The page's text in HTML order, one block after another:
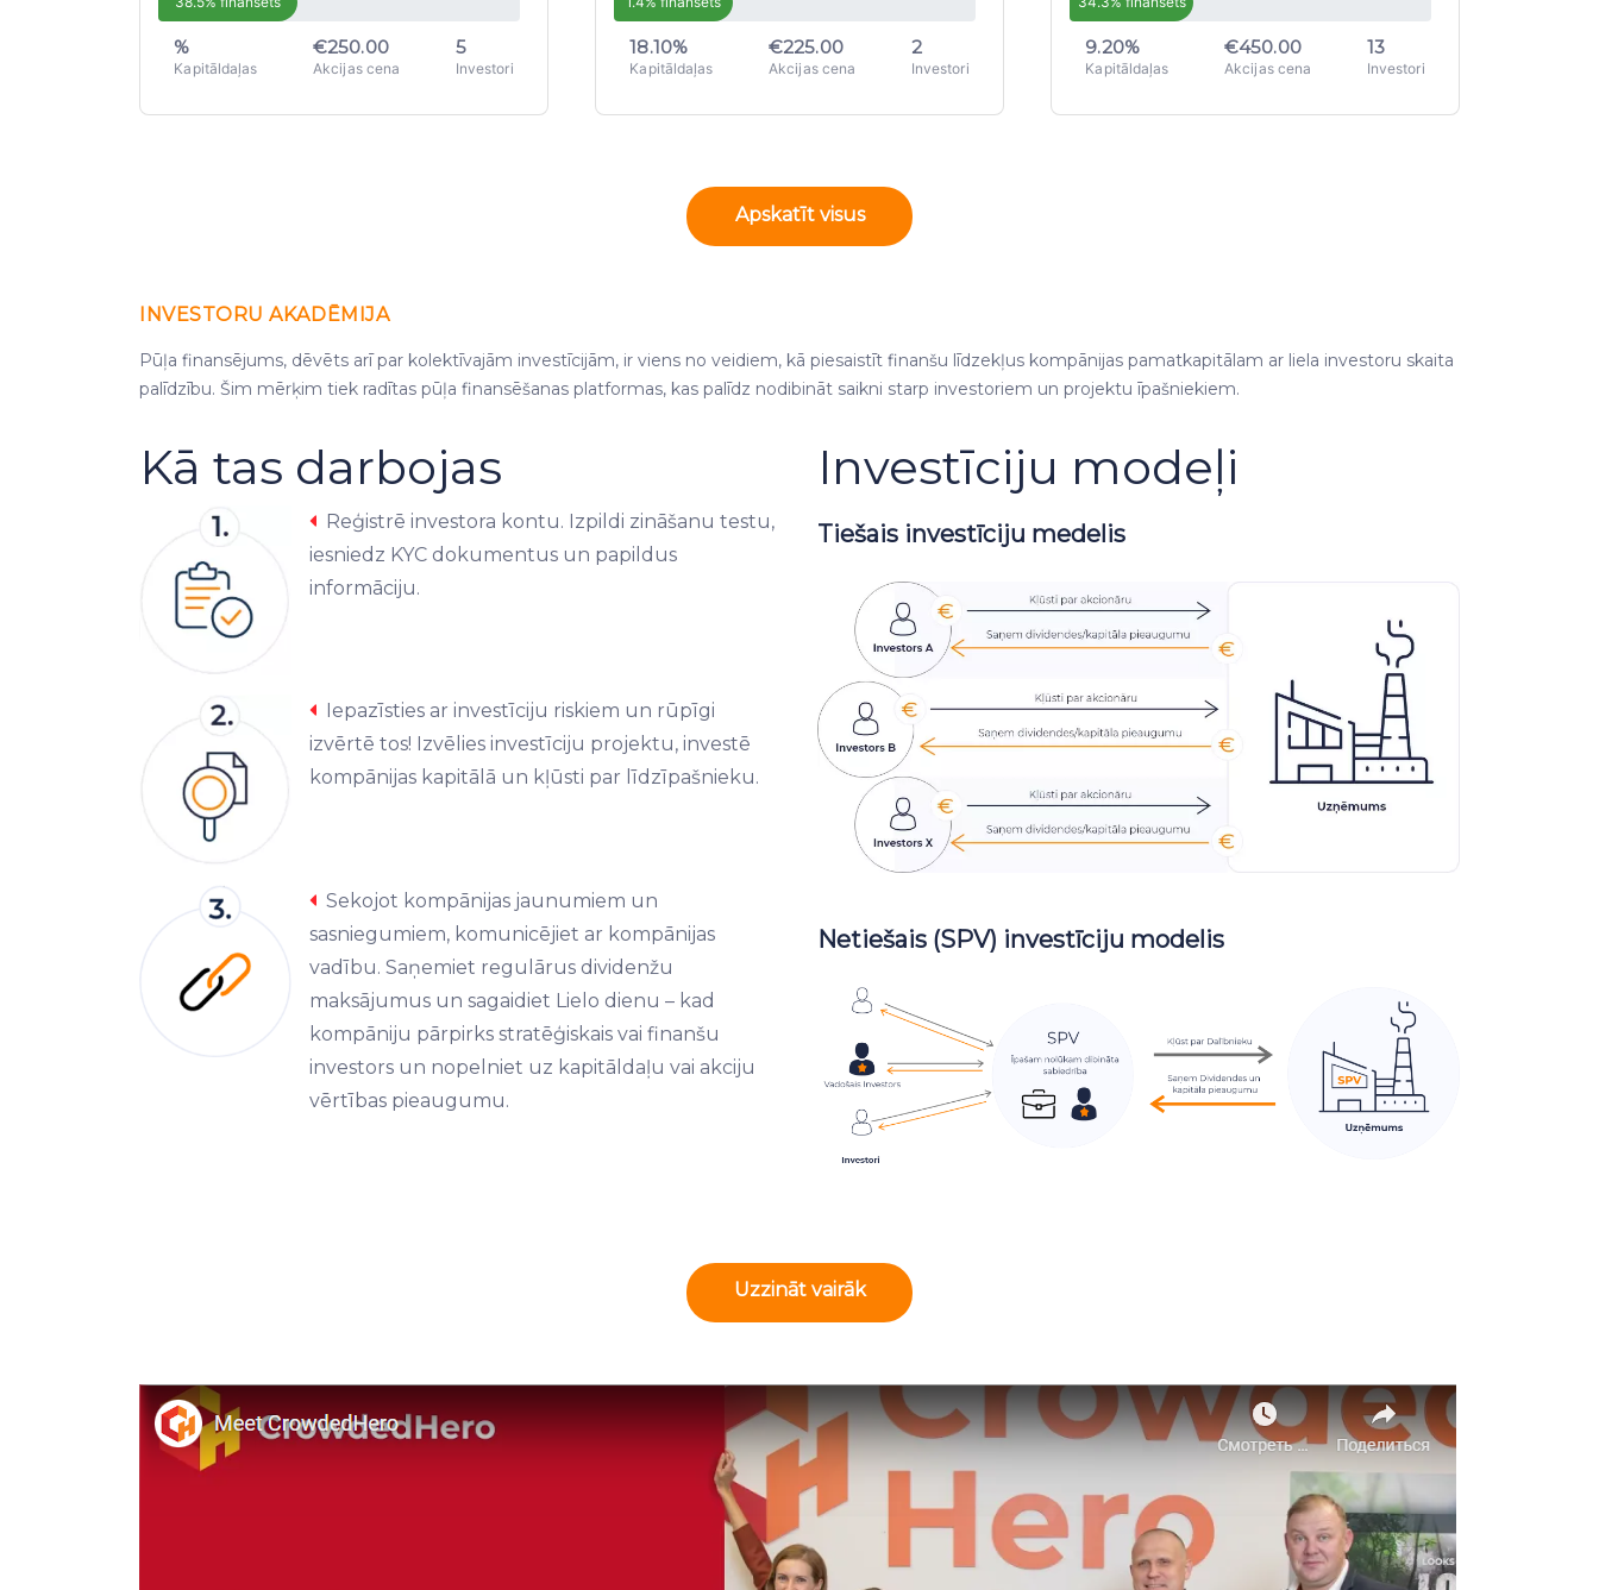
%
Kapitāldaļas
€250.00
Akcijas cena
5
Investori
18.10%
Kapitāldaļas
€225.00
Akcijas cena
2
Investori
9.20%
Kapitāldaļas
€450.00
Akcijas cena
13
Investori
Apskatīt visus
INVESTORU AKADĒMIJA
Pūļa finansējums, dēvēts arī par kolektīvajām investīcijām, ir viens no veidiem, kā piesaistīt finanšu līdzekļus kompānijas pamatkapitālam ar liela investoru skaita
palīdzību. Šim mērķim tiek radītas pūļa finansēšanas platformas, kas palīdz nodibināt saikni starp investoriem un projektu īpašniekiem.
Kā tas darbojas
Reģistrē investora kontu. Izpildi zināšanu testu,
iesniedz KYC dokumentus un papildus
informāciju.
Iepazīsties ar investīciju riskiem un rūpīgi
izvērtē tos! Izvēlies investīciju projektu, investē
kompānijas kapitālā un kļūsti par līdzīpašnieku.
Sekojot kompānijas jaunumiem un
sasniegumiem, komunicējiet ar kompānijas
vadību. Saņemiet regulārus dividenžu
maksājumus un sagaidiet Lielo dienu – kad
kompāniju pārpirks stratēģiskais vai finanšu
investors un nopelniet uz kapitāldaļu vai akciju
vērtības pieaugumu.
Investīciju modeļi
Tiešais investīciju medelis
Netiešais (SPV) investīciju modelis
Uzzināt vairāk